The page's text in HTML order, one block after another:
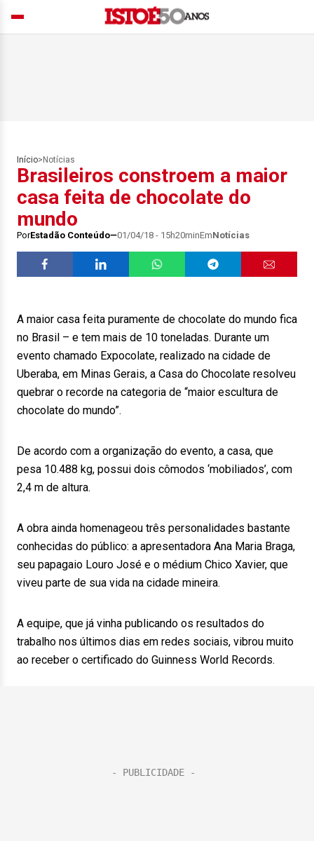
Início> Notícias
Brasileiros constroem a maior
casa feita de chocolate do
mundo
PorEstadão Conteúdo 01/04/18 - 15h20minEmNotícias
A maior casa feita puramente de chocolate do mundo fica
no Brasil – e tem mais de 10 toneladas. Durante um
evento chamado Expocolate, realizado na cidade de
Uberaba, em Minas Gerais, a Casa do Chocolate resolveu
quebrar o recorde na categoria de “maior escultura de
chocolate do mundo”.
De acordo com a organização do evento, a casa, que
pesa 10.488 kg, possui dois cômodos ‘mobiliados’, com
2,4 m de altura.
A obra ainda homenageou três personalidades bastante
conhecidas do público: a apresentadora Ana Maria Braga,
seu papagaio Louro José e o médium Chico Xavier, que
viveu parte de sua vida na cidade mineira.
A equipe, que já vinha publicando os resultados do
trabalho nos últimos dias em redes sociais, vibrou muito
ao receber o certificado do Guinness World Records.